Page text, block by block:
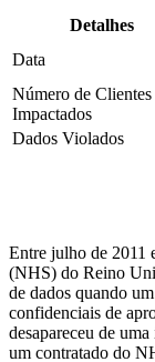
Detalhes
Data
Número de Clientes
Impactados
Dados Violados
Entre julho de 2011
(NHS) do Reino
de dados quando
confidenciais de
desapareceu de
um contratado do